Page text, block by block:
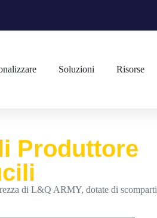
Soluzioni Risorse
Produttore
di L&Q ARMY, dotate di scomparti